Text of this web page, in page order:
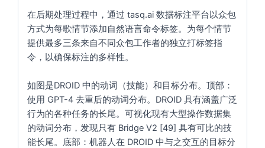
在后期处理过程中，通过 tasq.ai数据标注平台以众包
方式为每歌情节添加自然语言命令标签。为每个情节
提供最多三条来自不同众包工作者的独立打标签指
令，以确保标注的多样性。
如图是DROID 中的动词（技能）和目标分布。顶部：
使用 GPT-4 去重后的动词分布。DROID 具有涵盖广泛
行为的各种任务的长尾。可视化现有大型操作数据集
的动词分布，发现只有 Bridge V2 [49] 具有可比的技
能长尾。底部：机器人在 DROID 中与之交互的目标分